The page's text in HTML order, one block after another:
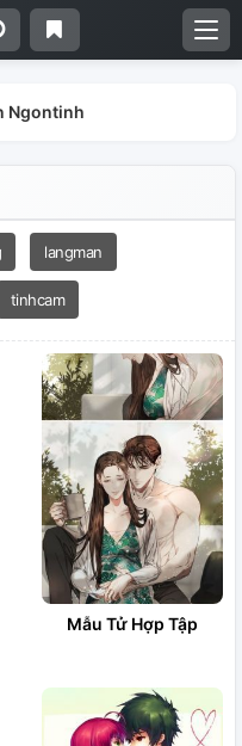
Ngontinh
langman
tinhcam
Mẫu Tử Hợp Tập